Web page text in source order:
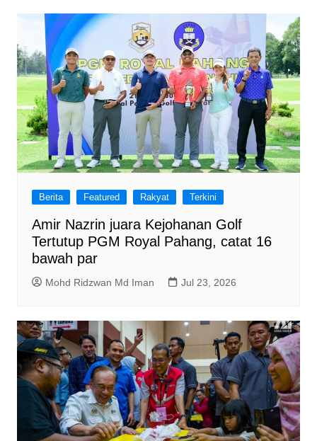
Berita Featured Rakyat Terkini
Amir Nazrin juara Kejohanan Golf
Tertutup PGM Royal Pahang, catat 16
bawah par
Mohd Ridzwan Md Iman Jul 23, 2026